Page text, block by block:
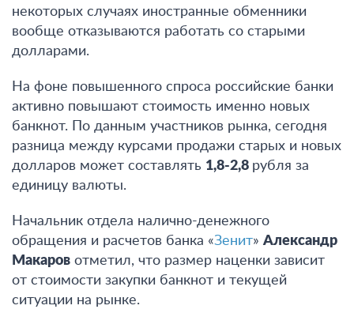
некоторых случаях иностранные обменники
вообще отказываются работать со старыми
долларами.
На фоне повышенного спроса российские банки
активно повышают стоимость именно новых
банкнот. По данным участников рынка, сегодня
разница между курсами продажи старых и новых
долларов может составлять 1,8-2,8 рубля за
единицу валюты.
Начальник отдела налично-денежного
обращения и расчетов банка «Зенит» Александр
Макаров отметил, что размер наценки зависит
от стоимости закупки банкнот и текущей
ситуации на рынке.